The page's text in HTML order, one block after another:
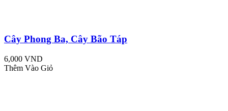
Cây Phong Ba, Cây Bão Táp
6,000 VND
Thêm Vào Giỏ